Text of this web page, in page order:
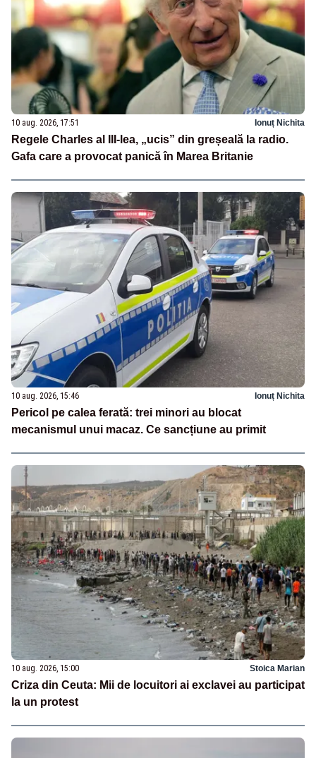
10 aug. 2026, 17:51 Ionuț Nichita
Regele Charles al III-lea, „ucis” din greșeală la radio.
Gafa care a provocat panică în Marea Britanie
10 aug. 2026, 15:46 Ionuț Nichita
Pericol pe calea ferată: trei minori au blocat
mecanismul unui macaz. Ce sancțiune au primit
10 aug. 2026, 15:00 Stoica Marian
Criza din Ceuta: Mii de locuitori ai exclavei au participat
la un protest